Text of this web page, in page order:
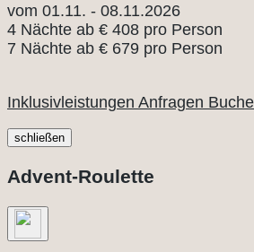
vom 01.11. - 08.11.2026
4 Nächte ab € 408 pro Person
7 Nächte ab € 679 pro Person
Inklusivleistungen Anfragen
schließen
Advent-Roulette